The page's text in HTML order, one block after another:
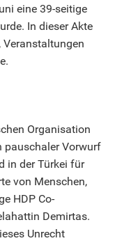
eine 39-seitige
In dieser Akte
Organisation
pauschaler Vorwurf
in der Türkei für
von Menschen,
HDP Co-
Demirtas.
Unrecht